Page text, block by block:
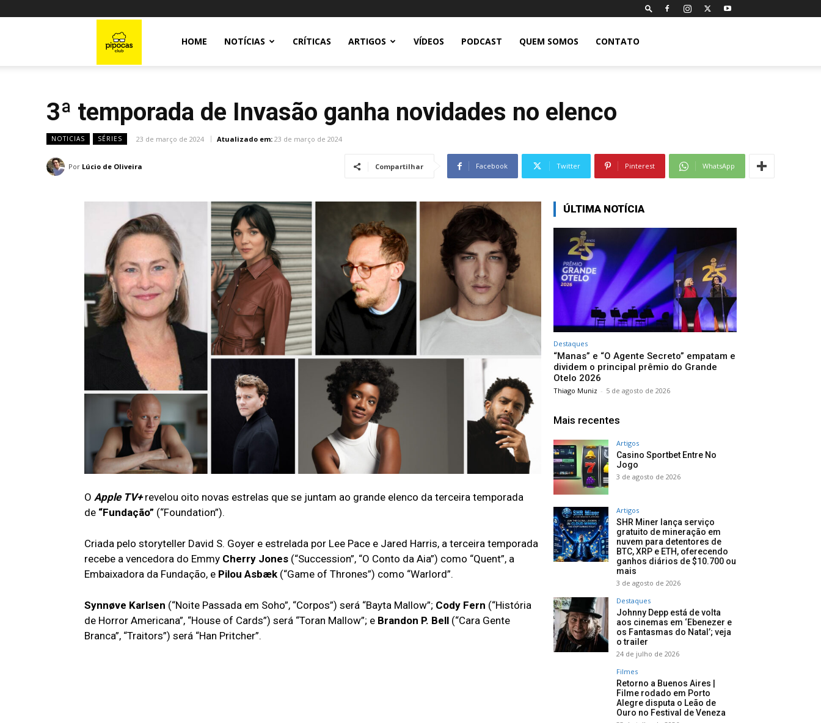
HOME NOTÍCIAS CRÍTICAS ARTIGOS VÍDEOS PODCAST QUEM SOMOS CONTATO
3ª temporada de Invasão ganha novidades no elenco
NOTICIAS SÉRIES 23 de março de 2024 Atualizado em: 23 de março de 2024
Por Lúcio de Oliveira Compartilhar Facebook Twitter Pinterest WhatsApp
O Apple TV+revelou oito novas estrelas que se juntam ao grande elenco da terceira temporada
de “Fundação” (“Foundation”).
Criada pelo storyteller David S. Goyer e estrelada por Lee Pace e Jared Harris, a terceira temporada
recebe a vencedora do Emmy Cherry Jones (“Succession”, “O Conto da Aia”) como “Quent”, a
Embaixadora da Fundação, e Pilou Asbæk (“Game of Thrones”) como “Warlord”.
Synnøve Karlsen (“Noite Passada em Soho”, “Corpos”) será “Bayta Mallow”; Cody Fern (“História
de Horror Americana”, “House of Cards”) será “Toran Mallow”; e Brandon P. Bell (“Cara Gente
Branca”, “Traitors”) será “Han Pritcher”.
ÚLTIMA NOTÍCIA
Destaques
“Manas” e “O Agente Secreto” empatam e
dividem o principal prêmio do Grande
Otelo 2026
Thiago Muniz - 5 de agosto de 2026
Mais recentes
Artigos
Casino Sportbet Entre No
Jogo
3 de agosto de 2026
Artigos
SHR Miner lança serviço
gratuito de mineração em
nuvem para detentores de
BTC, XRP e ETH, oferecendo
ganhos diários de $10.700 ou
mais
3 de agosto de 2026
Destaques
Johnny Depp está de volta
aos cinemas em ‘Ebenezer e
os Fantasmas do Natal’; veja
o trailer
24 de julho de 2026
Filmes
Retorno a Buenos Aires |
Filme rodado em Porto
Alegre disputa o Leão de
Ouro no Festival de Veneza